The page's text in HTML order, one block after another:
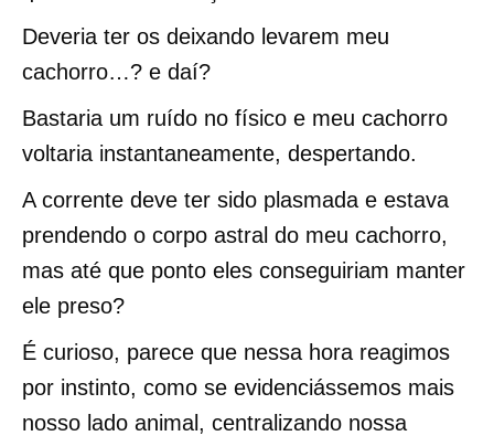
Deveria ter os deixando levarem meu
cachorro…? e daí?
Bastaria um ruído no físico e meu cachorro
voltaria instantaneamente, despertando.
A corrente deve ter sido plasmada e estava
prendendo o corpo astral do meu cachorro,
mas até que ponto eles conseguiriam manter
ele preso?
É curioso, parece que nessa hora reagimos
por instinto, como se evidenciássemos mais
nosso lado animal, centralizando nossa